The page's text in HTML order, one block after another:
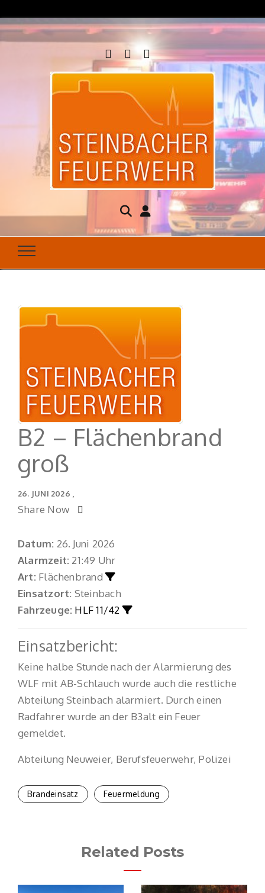
Steinbacher
Feuerwehr
Seit 1877 für Ihren Brandschutz da
B2 – Flächenbrand
groß
26. JUNI 2026
Share Now
Datum: 26. Juni 2026
Alarmzeit: 21:49 Uhr
Art:Flächenbrand
Einsatzort: Steinbach
Fahrzeuge: HLF 11/42
Einsatzbericht:
Keine halbe Stunde nach der Alarmierung des
WLF mit AB-Schlauch wurde auch die restliche
Abteilung Steinbach alarmiert. Durch einen
Radfahrer wurde an der B3alt ein Feuer
gemeldet.
Abteilung Neuweier, Berufsfeuerwehr, Polizei
Brandeinsatz Feuermeldung
Related Posts